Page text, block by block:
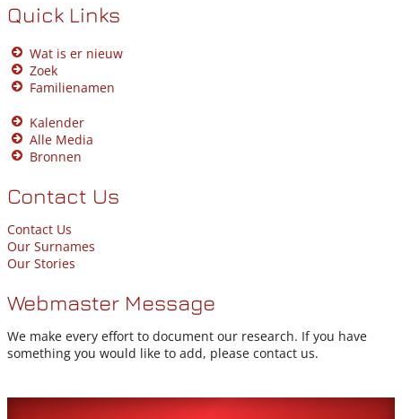
Quick Links
Wat is er nieuw
Zoek
Familienamen
Kalender
Alle Media
Bronnen
Contact Us
Contact Us
Our Surnames
Our Stories
Webmaster Message
We make every effort to document our research. If you have
something you would like to add, please contact us.